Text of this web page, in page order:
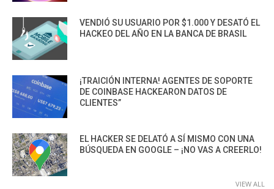
VENDIÓ SU USUARIO POR $1.000 Y DESATÓ EL
HACKEO DEL AÑO EN LA BANCA DE BRASIL
¡TRAICIÓN INTERNA! AGENTES DE SOPORTE
DE COINBASE HACKEARON DATOS DE
CLIENTES”
EL HACKER SE DELATÓ A SÍ MISMO CON UNA
BÚSQUEDA EN GOOGLE – ¡NO VAS A CREERLO!
VIEW ALL